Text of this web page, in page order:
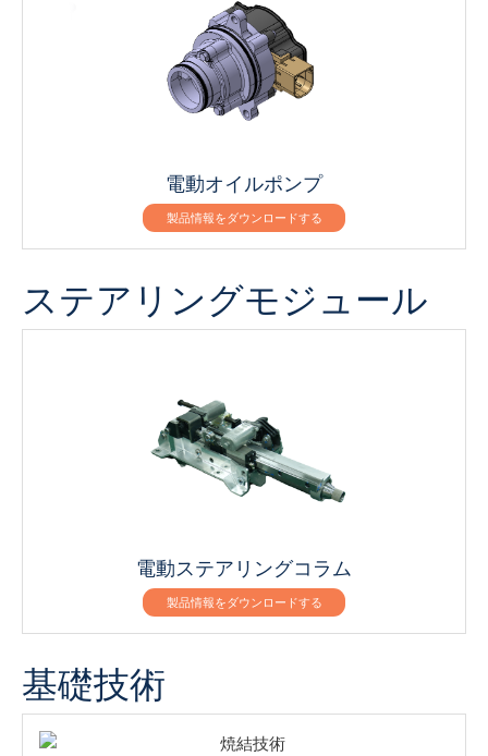
電動オイルポンプ
製品情報をダウンロードする
ステアリングモジュール
電動ステアリングコラム
製品情報をダウンロードする
基礎技術